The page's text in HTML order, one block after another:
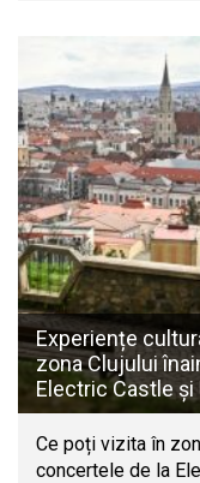
Experiențe
zona Clujului
Electric Castle și
Ce poți vizita în
concertele de la